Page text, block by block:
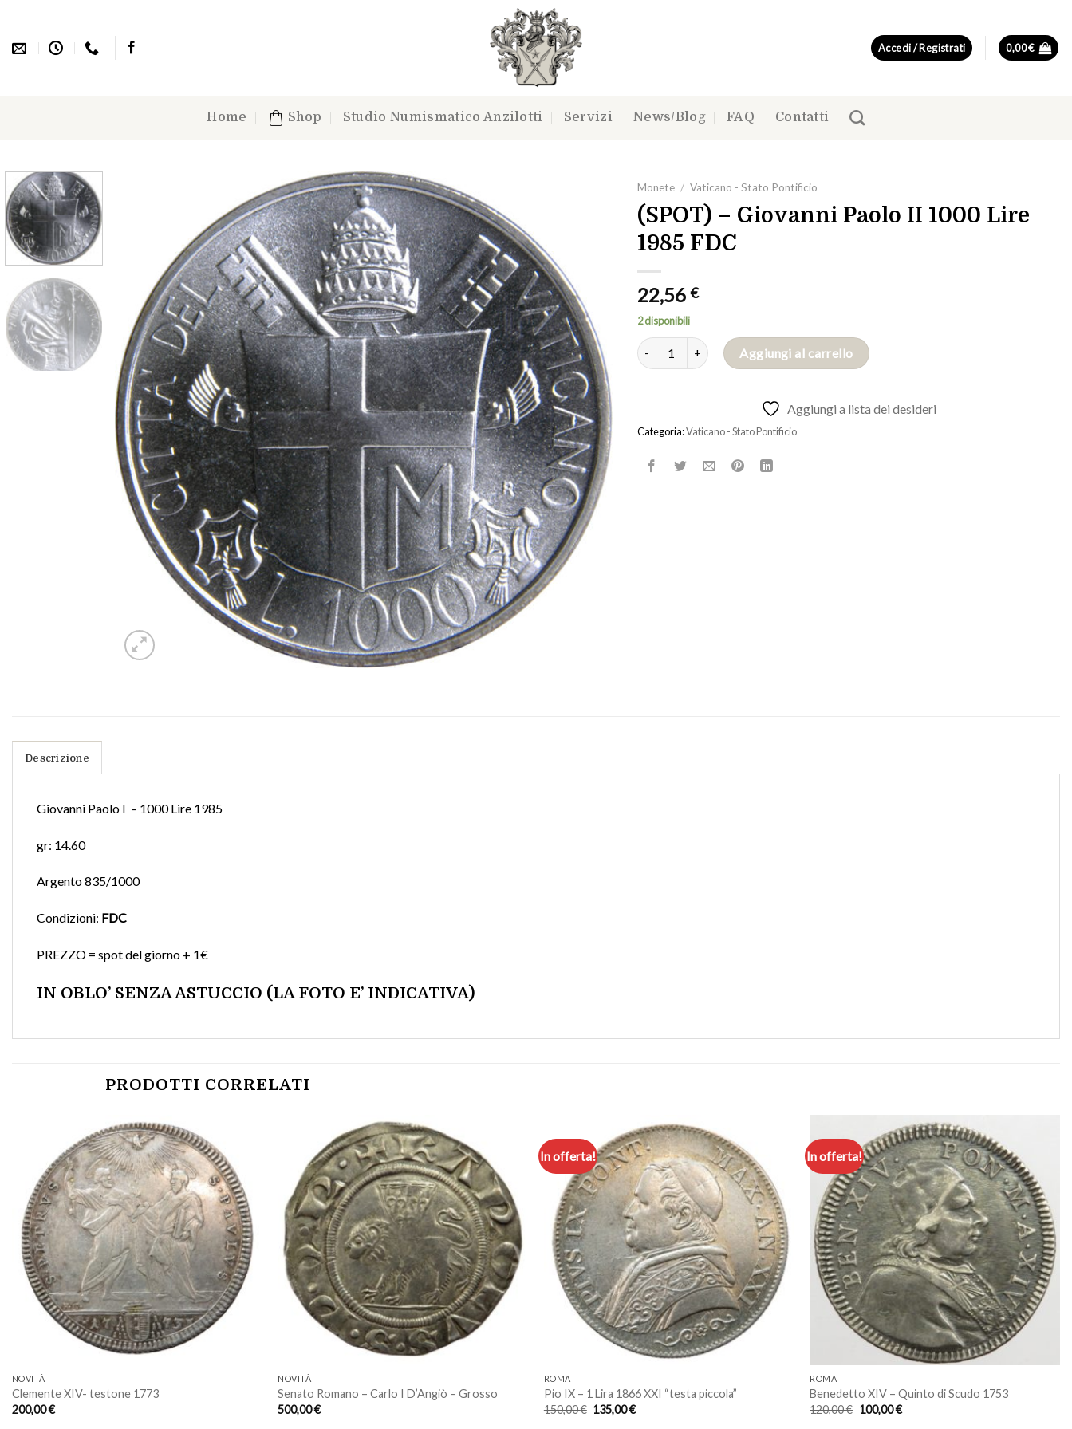
content
Accedi / Registrati 0,00€
Home Shop Studio Numismatico Anzilotti Servizi News/Blog FAQ Contatti
dei
desideri
Monete / Vaticano - Stato Pontificio
(SPOT) – Giovanni Paolo II 1000 Lire
1985 FDC
22,56 €
2 disponibili
(SPOT) - Giovanni Paolo II 1000 Lire 1985 FDC quantità
Aggiungi al carrello
Aggiungi a lista dei desideri
Categoria:Vaticano - Stato Pontificio
Descrizione
Giovanni Paolo I – 1000 Lire 1985
gr: 14.60
Argento 835/1000
Condizioni: FDC
PREZZO = spot del giorno + 1€
IN OBLO’ SENZA ASTUCCIO (LA FOTO E’ INDICATIVA)
PRODOTTI CORRELATI
Aggiungi
a lista
dei
desideri
NOVITÀ
Clemente XIV- testone 1773
200,00€
Aggiungi
a lista
dei
desideri
NOVITÀ
Senato Romano – Carlo I D’Angiò – Grosso
500,00€
In offerta!
Aggiungi
a lista
dei
desideri
ROMA
Pio IX – 1 Lira 1866 XXI “testa piccola”
150,00€ Il
prezzo
135,00€Il
In offerta!
Aggiungi
a lista
dei
desideri
ROMA
Benedetto XIV – Quinto di Scudo 1753
120,00€ Il
prezzo
100,00€Il